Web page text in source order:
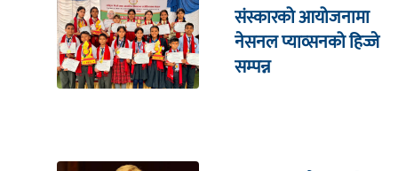
संस्कारको आयोजनामा
नेसनल प्याव्सनको हिज्जे
सम्पन्न